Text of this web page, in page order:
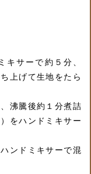
キサーで約５分、
上げて生地をたら
沸騰後約１分煮詰
をハンドミキサー
ンドミキサーで混